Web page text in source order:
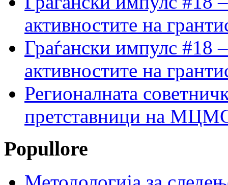
активностите на
Граѓански импулс #18
активностите на
Регионалната
претставници на МЦМС
Popullore